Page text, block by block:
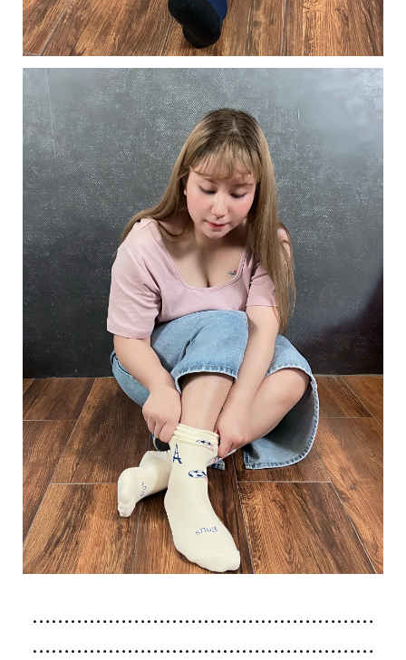
………………………………………………
………………………………………………